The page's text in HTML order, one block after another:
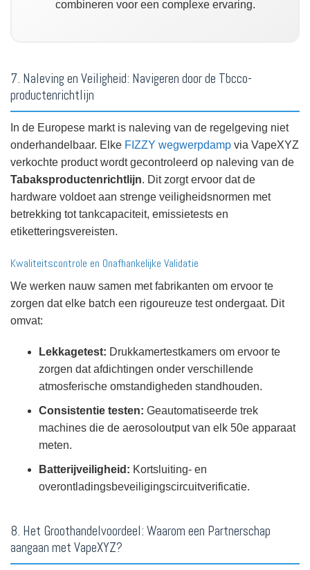
combineren voor een complexe ervaring.
7. Naleving en Veiligheid: Navigeren door de Tbcco-
productenrichtlijn
In de Europese markt is naleving van de regelgeving niet
onderhandelbaar. Elke FIZZY wegwerpdamp via VapeXYZ
verkochte product wordt gecontroleerd op naleving van de
Tabaksproductenrichtlijn. Dit zorgt ervoor dat de
hardware voldoet aan strenge veiligheidsnormen met
betrekking tot tankcapaciteit, emissietests en
etiketteringsvereisten.
Kwaliteitscontrole en Onafhankelijke Validatie
We werken nauw samen met fabrikanten om ervoor te
zorgen dat elke batch een rigoureuze test ondergaat. Dit
omvat:
Lekkagetest: Drukkamertestkamers om ervoor te
zorgen dat afdichtingen onder verschillende
atmosferische omstandigheden standhouden.
Consistentie testen: Geautomatiseerde trek
machines die de aerosoloutput van elk 50e apparaat
meten.
Batterijveiligheid: Kortsluiting- en
overontladingsbeveiligingscircuitverificatie.
8. Het Groothandelvoordeel: Waarom een Partnerschap
aangaan met VapeXYZ?